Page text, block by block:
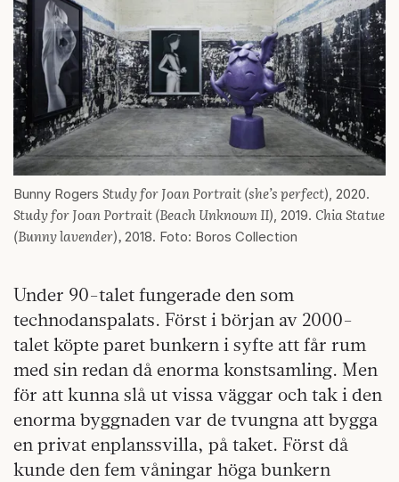
Bunny Rogers Study for Joan Portrait (she’s perfect), 2020.
Study for Joan Portrait (Beach Unknown II), 2019. Chia Statue
(Bunny lavender), 2018. Foto: Boros Collection
Under 90-talet fungerade den som
technodanspalats. Först i början av 2000-
talet köpte paret bunkern i syfte att får rum
med sin redan då enorma konstsamling. Men
för att kunna slå ut vissa väggar och tak i den
enorma byggnaden var de tvungna att bygga
en privat enplanssvilla, på taket. Först då
kunde den fem våningar höga bunkern